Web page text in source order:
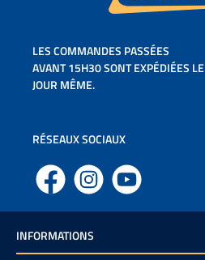
LES COMMANDES PASSÉES
AVANT 15H30 SONT EXPÉDIÉES LE
JOUR MÊME.
RÉSEAUX SOCIAUX
Facebook Instagram YouTube
INFORMATIONS